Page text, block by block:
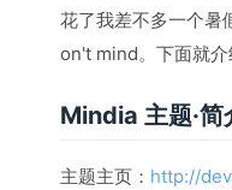
花了我差不多一个暑
on't mind。下面就介
Mindia 主题·简
主题主页： http://